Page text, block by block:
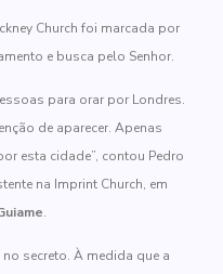
Church foi marcada por
e busca pelo Senhor.
para orar por Londres.
de aparecer. Apenas
esta cidade”, contou Pedro
na Imprint Church, em
.
secreto. À medida que a